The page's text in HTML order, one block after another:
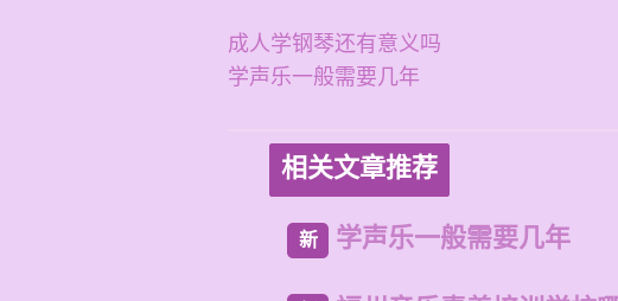
成人学钢琴还有意义吗
学声乐一般需要几年
相关文章推荐
新 学声乐一般需要几年